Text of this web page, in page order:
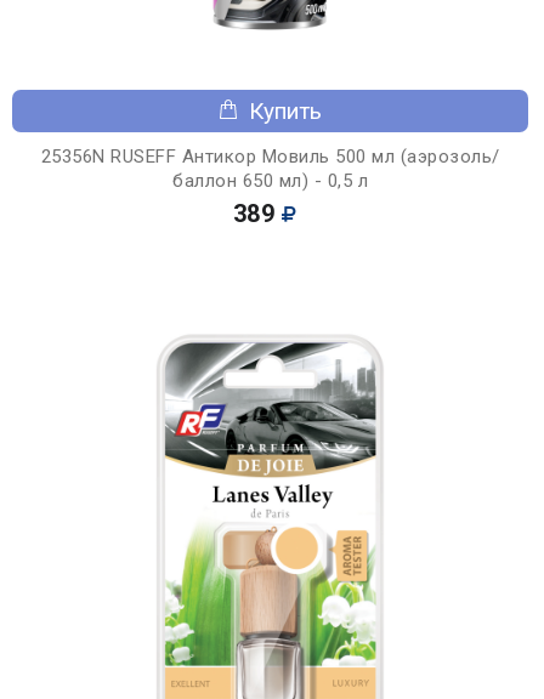
Купить
25356N RUSEFF Антикор Мовиль 500 мл (аэрозоль/
баллон 650 мл) - 0,5 л
389